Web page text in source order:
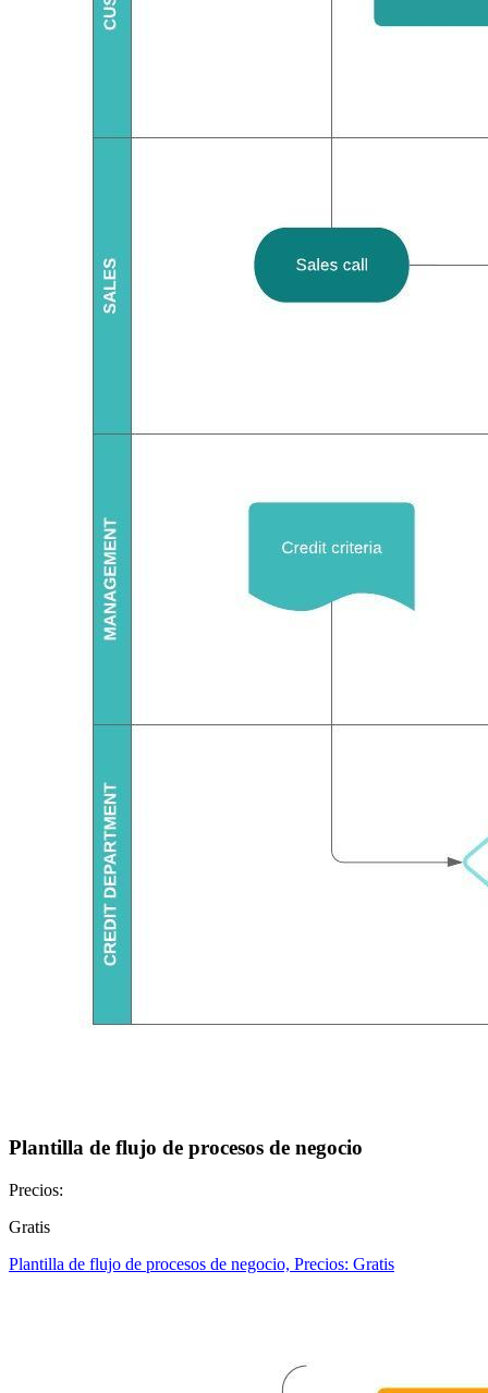
Plantilla de flujo de procesos de negocio
Precios:
Gratis
Plantilla de flujo de procesos de negocio, Precios: Gratis